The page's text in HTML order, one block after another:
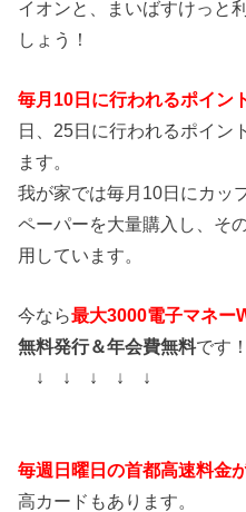
イオンと、まいばすけっと
しょう！
毎月10日に行われるポイン
日、25日に行われるポイン
ます。
我が家では毎月10日にカッ
ペーパーを大量購入し、そ
用しています。
今なら最大3000電子マネー
無料発行＆年会費無料です！
↓ ↓ ↓ ↓ ↓
毎週日曜日の首都高速料金
高カードもあります。